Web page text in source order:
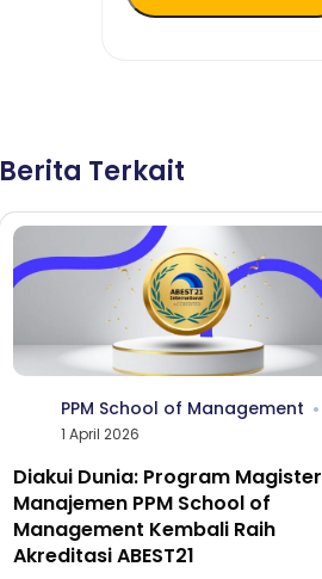
Berita Terkait
PPM School of Management
1 April 2026
Diakui Dunia: Program Magister
Manajemen PPM School of
Management Kembali Raih
Akreditasi ABEST21